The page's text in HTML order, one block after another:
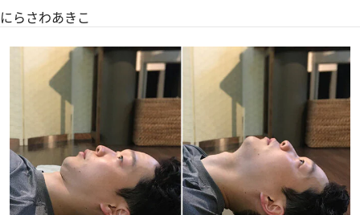
にらさわあきこ